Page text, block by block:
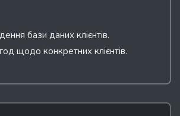
бази даних клієнтів.
щодо конкретних клієнтів.